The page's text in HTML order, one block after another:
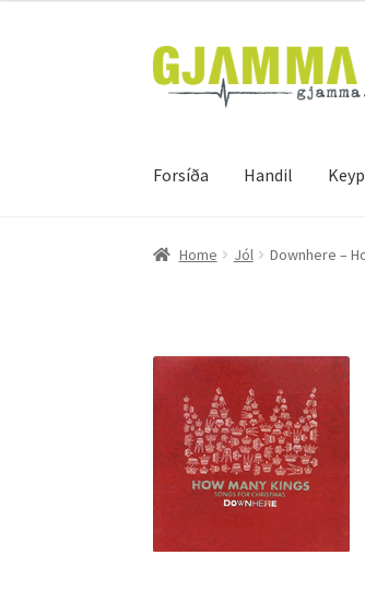
Skip
to
navigation
Skip
to
Forsíða Handil
Heim Handil Keypskurv Kassi
Home Jól Downhere –